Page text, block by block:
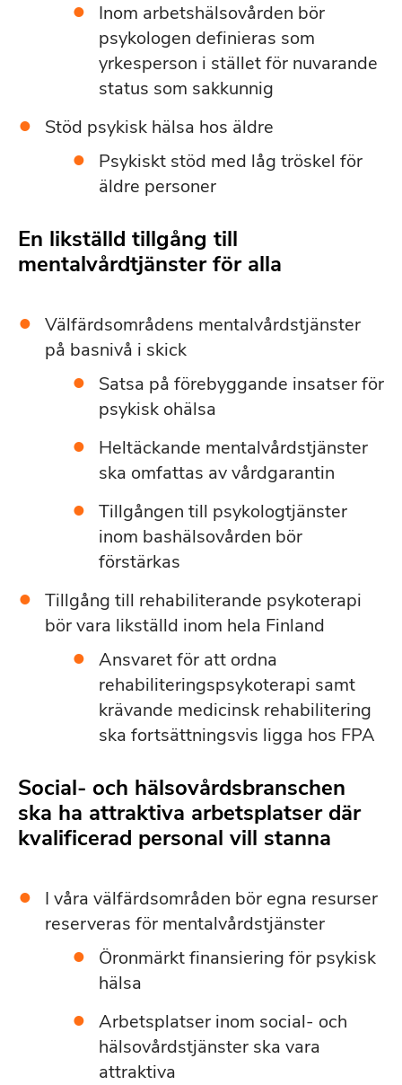
Inom arbetshälsovården bör
psykologen definieras som
yrkesperson i stället för nuvarande
status som sakkunnig
Stöd psykisk hälsa hos äldre
Psykiskt stöd med låg tröskel för
äldre personer
En likställd tillgång till
mentalvårdtjänster för alla
Välfärdsområdens mentalvårdstjänster
på basnivå i skick
Satsa på förebyggande insatser för
psykisk ohälsa
Heltäckande mentalvårdstjänster
ska omfattas av vårdgarantin
Tillgången till psykologtjänster
inom bashälsovården bör
förstärkas
Tillgång till rehabiliterande psykoterapi
bör vara likställd inom hela Finland
Ansvaret för att ordna
rehabiliteringspsykoterapi samt
krävande medicinsk rehabilitering
ska fortsättningsvis ligga hos FPA
Social- och hälsovårdsbranschen
ska ha attraktiva arbetsplatser där
kvalificerad personal vill stanna
I våra välfärdsområden bör egna resurser
reserveras för mentalvårdstjänster
Öronmärkt finansiering för psykisk
hälsa
Arbetsplatser inom social- och
hälsovårdstjänster ska vara
attraktiva